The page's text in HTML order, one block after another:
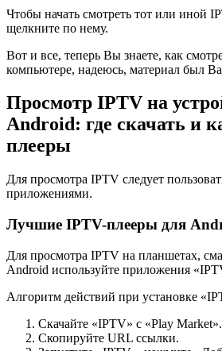
Чтобы начать смотреть тот или иной
щелкните по нему.
Вот и все, теперь Вы знаете, как
компьютере, надеюсь, материал был
Просмотр IPTV на
Android: где скачать и
плееры
Для просмотра IPTV следует
приложениями.
Лучшие IPTV-плееры для
Для просмотра IPTV на планшетах,
Android используйте приложения
Алгоритм действий при установке
Скачайте «IPTV» с «Play Market».
Скопируйте URL ссылки.